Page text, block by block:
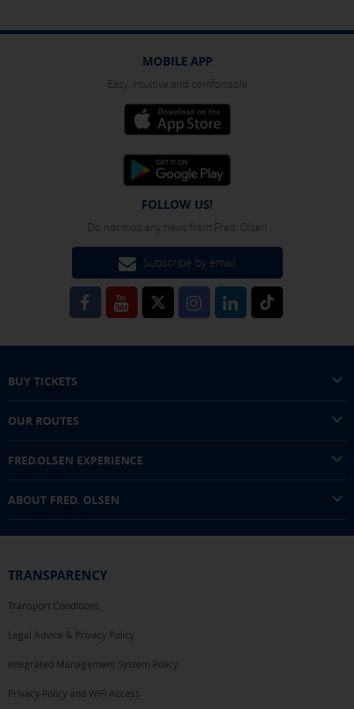
MOBILE APP
Easy, intuitive and comfortable
FOLLOW US!
Do not miss any news from Fred. Olsen
Subscribe by email
BUY TICKETS
OUR ROUTES
FRED.OLSEN EXPERIENCE
ABOUT FRED. OLSEN
TRANSPARENCY
Transport Conditions
Legal Advice & Privacy Policy.
Integrated Management System Policy
Privacy Policy and WiFi Access